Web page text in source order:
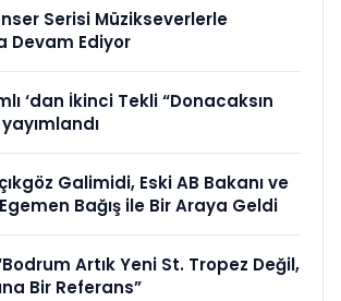
Serisi Müzikseverlerle
Devam Ediyor
‘dan İkinci Tekli “Donacaksın
Galimidi, Eski AB Bakanı ve
Bağış ile Bir Araya Geldi
Artık Yeni St. Tropez Değil,
Bir Referans”